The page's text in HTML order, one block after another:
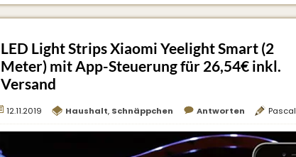
LED Light Strips Xiaomi Yeelight Smart (2
Meter) mit App-Steuerung für 26,54€ inkl.
Versand
12.11.2019 Haushalt, Schnäppchen Antworten Pascal